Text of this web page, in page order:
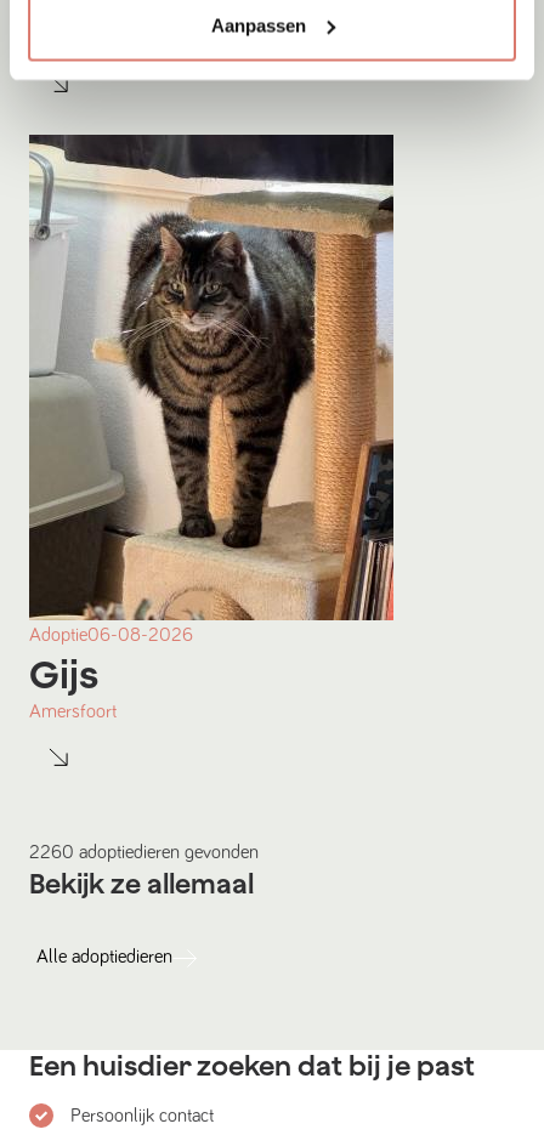
Aanpassen
Adoptie06-08-2026
Gijs
Amersfoort
2260 adoptiedieren gevonden
Bekijk ze allemaal
Alle adoptiedieren
Een huisdier zoeken dat bij je past
Persoonlijk contact